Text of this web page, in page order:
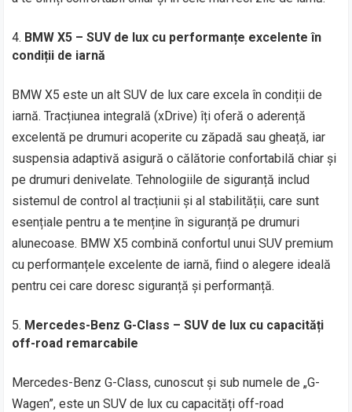
BMW X5 – SUV de lux cu performanțe excelente în
condiții de iarnă
BMW X5 este un alt SUV de lux care excela în condiții de
iarnă. Tracțiunea integrală (xDrive) îți oferă o aderență
excelentă pe drumuri acoperite cu zăpadă sau gheață, iar
suspensia adaptivă asigură o călătorie confortabilă chiar și
pe drumuri denivelate. Tehnologiile de siguranță includ
sistemul de control al tracțiunii și al stabilității, care sunt
esențiale pentru a te menține în siguranță pe drumuri
alunecoase. BMW X5 combină confortul unui SUV premium
cu performanțele excelente de iarnă, fiind o alegere ideală
pentru cei care doresc siguranță și performanță.
Mercedes-Benz G-Class – SUV de lux cu capacități
off-road remarcabile
Mercedes-Benz G-Class, cunoscut și sub numele de „G-
Wagen”, este un SUV de lux cu capacități off-road